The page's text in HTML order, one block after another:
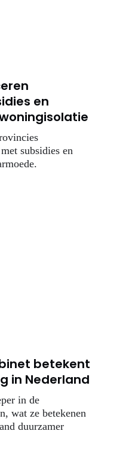
en
subsidies en
betekent
in Nederland
in de
wat ze betekenen
duurzamer